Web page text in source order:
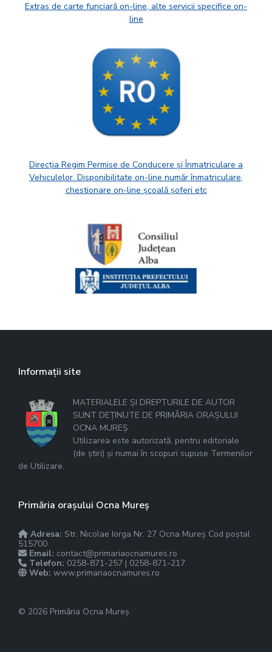
Extras de carte funciară on-line, alte servicii specifice on-
line
Direcția Regim Permise de Conducere și Înmatriculare a
Vehiculelor. Disponibilitate on-line număr înmatriculare,
chestionare on-line școală șoferi etc
Informații site
MATERIALELE ȘI DREPTURILE DE AUTOR
SUNT DEȚINUTE DE PRIMĂRIA ORAȘULUI
OCNA MUREȘ.
Utilizarea este autorizată, pentru editoriale
(de știri) și numai în scopuri supuse Termenilor
de Utilizare.
Primăria orașului Ocna Mureș
Adresa: Str. Nicolae Iorga Nr. 27 Ocna Mureș Cod poștal
515700
Email: contact@primariaocnamures.ro
Telefon: 0258-871-257 | 0258-871-217
Web: www.primariaocnamures.ro
© 2026 Primăria Ocna Mureș